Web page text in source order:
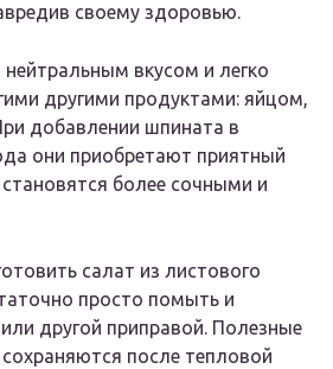
своему здоровью.
вкусом и легко
другими продуктами: яйцом,
добавлении шпината в
они приобретают приятный
более сочными и
салат из листового
просто помыть и
другой приправой. Полезные
после тепловой